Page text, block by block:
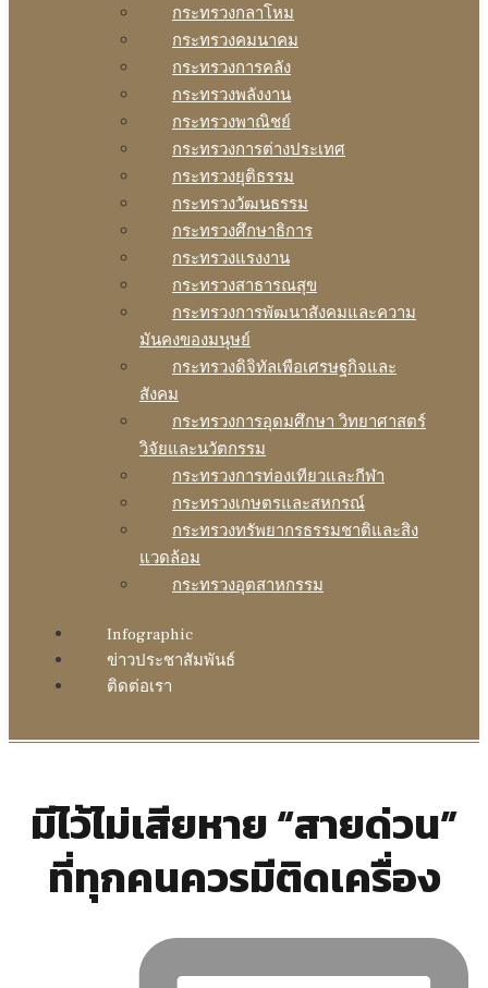
กระทรวงกลาโหม
กระทรวงคมนาคม
กระทรวงการคลัง
กระทรวงพลังงาน
กระทรวงพาณิชย์
กระทรวงการต่างประเทศ
กระทรวงยุติธรรม
กระทรวงวัฒนธรรม
กระทรวงศึกษาธิการ
กระทรวงแรงงาน
กระทรวงสาธารณสุข
กระทรวงการพัฒนาสังคมและความ
มันคงของมนุษย์
กระทรวงดิจิทัลเพือเศรษฐกิจและ
สังคม
กระทรวงการอุดมศึกษา วิทยาศาสตร์
วิจัยและนวัตกรรม
กระทรวงการท่องเทียวและกีฬา
กระทรวงเกษตรและสหกรณ์
กระทรวงทรัพยากรธรรมชาติและสิง
แวดล้อม
กระทรวงอุตสาหกรรม
Infographic
ข่าวประชาสัมพันธ์
ติดต่อเรา
มีไว้ไม่เสียหาย “สายด่วน”
ที่ทุกคนควรมีติดเครื่อง